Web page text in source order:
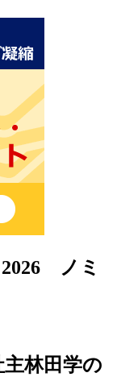
2026 ノミ
林田学の